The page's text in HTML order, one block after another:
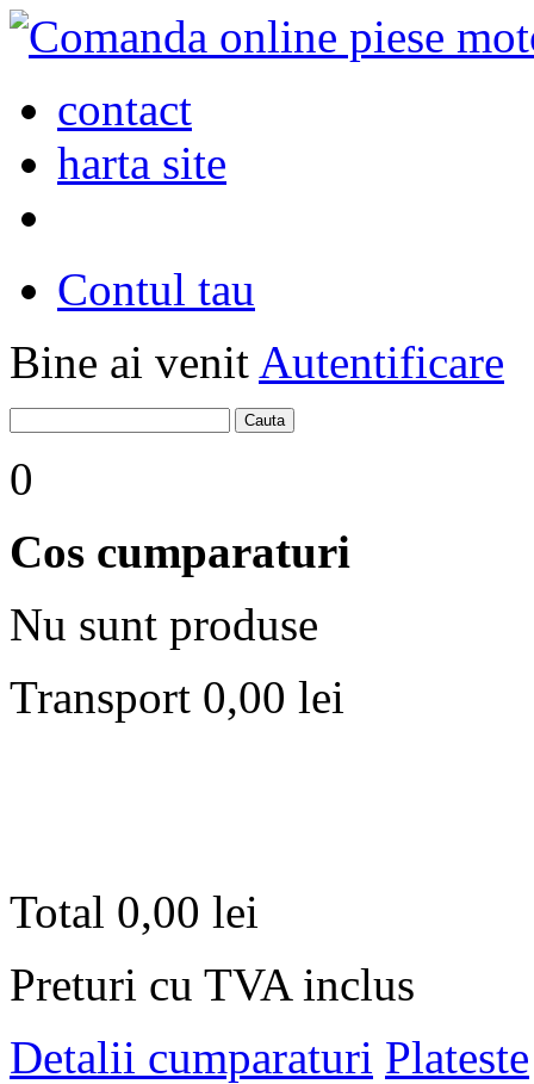
contact
harta site
Contul tau
Bine ai venit Autentificare
0
Cos cumparaturi
Nu sunt produse
Transport 0,00 lei
Total 0,00 lei
Preturi cu TVA inclus
Detalii cumparaturi Plateste